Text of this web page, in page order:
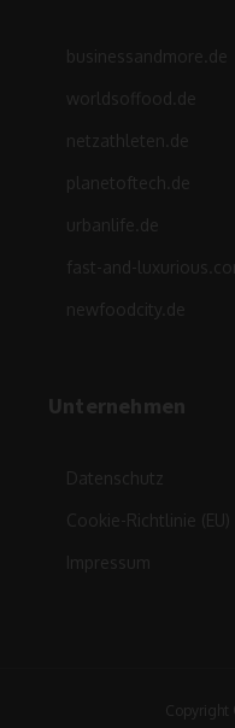
businessandmore.de
worldsoffood.de
netzathleten.de
planetoftech.de
urbanlife.de
fast-and-
newfoodcity.de
Unternehmen
Datenschutz
Cookie-Richtlinie (EU)
Impressum
Copyright